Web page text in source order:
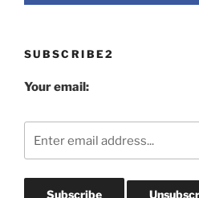
SUBSCRIBE2
Your email: